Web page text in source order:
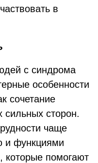
в
с синдрома
особенности
сочетание
сильных сторон.
чаще
и функциями
которые помогают